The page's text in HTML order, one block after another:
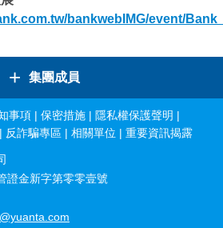
bankwebIMG/event/
+ 集團成員
事項 | 保密措施 | 隱私權保護聲明 |
| 反詐騙專區 | 相關單位 | 重要資訊揭露
證金新字第零零壹號